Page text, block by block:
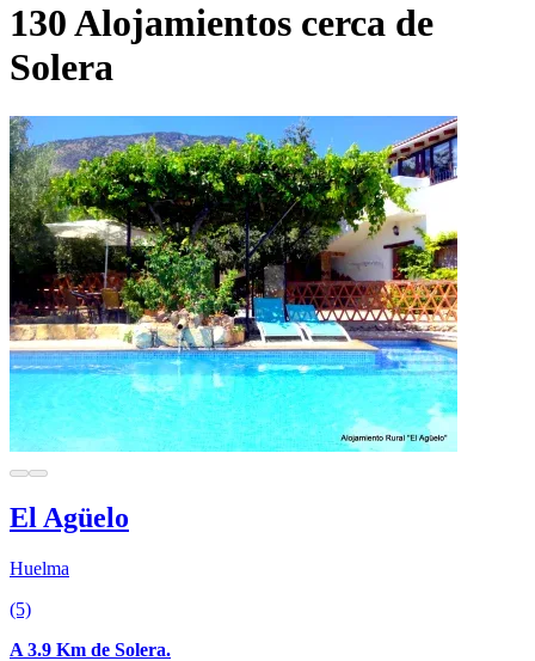
130 Alojamientos cerca de
Solera
El Agüelo
Huelma
(5)
A 3.9 Km de Solera.